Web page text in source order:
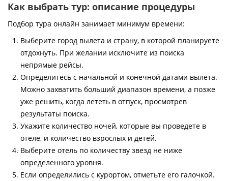
Как выбрать тур: описание процедуры
Подбор тура онлайн занимает минимум времени:
Выберите город вылета и страну, в которой планируете
отдохнуть. При желании исключите из поиска
непрямые рейсы.
Определитесь с начальной и конечной датами вылета.
Можно захватить больший диапазон времени, а позже
уже решить, когда лететь в отпуск, просмотрев
результаты поиска.
Укажите количество ночей, которые вы проведете в
отеле, и количество взрослых и детей.
Выберите отель по количеству звезд не ниже
определенного уровня.
Если определились с курортом, отметьте его галочкой.